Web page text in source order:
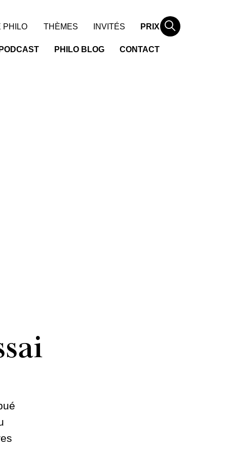
PHILO THÈMES INVITÉS PRIX
PHILO BLOG CONTACT
Rechercher